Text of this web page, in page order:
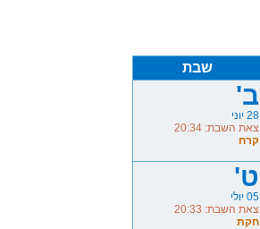
שבת
ב'
28 יוני
צאת השבת: 20:34
קרח
ט'
05 יולי
צאת השבת: 20:33
חקת